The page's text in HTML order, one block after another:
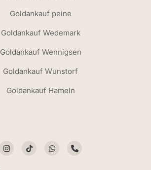
Goldankauf peine
Goldankauf Wedemark
Goldankauf Wennigsen
Goldankauf Wunstorf
Goldankauf Hameln